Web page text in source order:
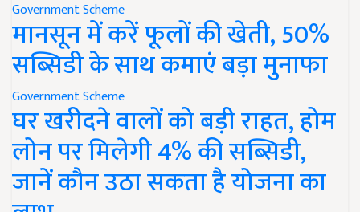
Government Scheme
मानसून में करें फूलों की खेती, 50%
सब्सिडी के साथ कमाएं बड़ा मुनाफा
Government Scheme
घर खरीदने वालों को बड़ी राहत, होम
लोन पर मिलेगी 4% की सब्सिडी,
जानें कौन उठा सकता है योजना का